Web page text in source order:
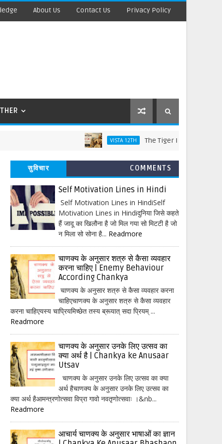
About Us Contact Us Privacy Policy
VISTA 12TH The Tiger King Words Meaning
सुविचार COMMENTS
Self Motivation Lines in Hindi
Self Motivation Lines in HindiSelf
Motivation Lines in Hindiदुनिया जिसे कहते
हैं जादू का खिलौना है जो मिल गया सो मिटटी है जो
न मिला सो सोना है... Readmore
चाणक्य के अनुसार शत्रु से कैसा व्यवहार
करना चाहिए | Enemy Behaviour
According Chankya
चाणक्य के अनुसार शत्रु से कैसा व्यवहार करना
चाहिएचाणक्य के अनुसार शत्रु से कैसा व्यवहार
करना चाहिएयस्य चाप्रियमिच्छेत तस्य ब्रूयात् सदा प्रियम् ...
Readmore
चाणक्य के अनुसार उनके लिए उत्सव का
क्या अर्थ है | Chankya ke Anusaar
Utsav
चाणक्य के अनुसार उनके लिए उत्सव का क्या
अर्थ हैचाणक्य के अनुसार उनके लिए उत्सव का
क्या अर्थ हैआमन्त्रणोत्सवा विप्रा गावो नवतृणोत्सवाः ।&nb...
Readmore
आचार्य चाणक्य के अनुसार भाषाओं का ज्ञान